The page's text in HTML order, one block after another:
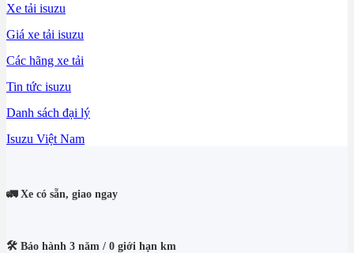
Xe tải isuzu
Giá xe tải isuzu
Các hãng xe tải
Tin tức isuzu
Danh sách đại lý
Isuzu Việt Nam
🚛 Xe có sẵn, giao ngay
🛠️ Bảo hành 3 năm / 0 giới hạn km